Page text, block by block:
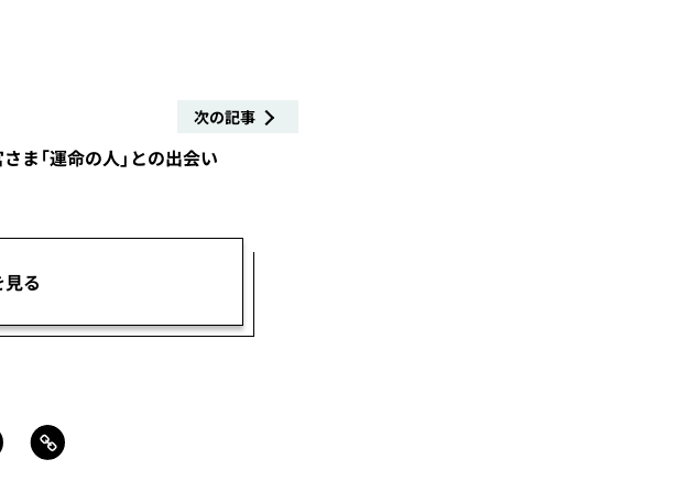
次の記事
ま「運命の人」との出会い
る